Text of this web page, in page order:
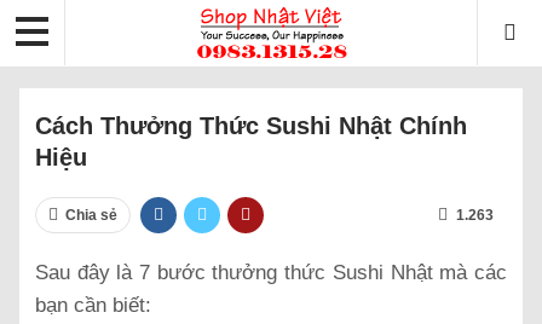
Cách Thưởng Thức Sushi Nhật Chính
Hiệu
Chia sẻ 1.263
Sau đây là 7 bước thưởng thức Sushi Nhật mà các
bạn cần biết: